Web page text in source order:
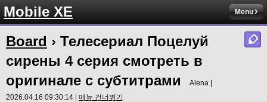
Mobile XE Menu
Board › Телесериал Поцелуй
сирены 4 серия смотреть в
оригинале с субтитрами
Alena |
2026.04.16 09:30:14 | 메뉴 건너뛰기